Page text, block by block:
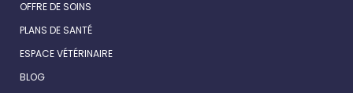
OFFRE DE SOINS
PLANS DE SANTÉ
ESPACE VÉTÉRINAIRE
BLOG